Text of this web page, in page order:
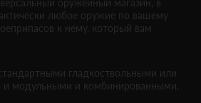
оружейный магазин, в
любое оружие по вашему
к нему, который вам
гладкоствольными или
и модульными и комбинированными.